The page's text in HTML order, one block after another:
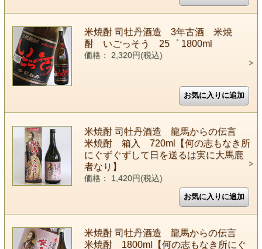
米焼酎 司牡丹酒造 3年古酒 米焼
酎 いごっそう 25゜ 1800ml
価格： 2,320円(税込)
米焼酎 司牡丹酒造 龍馬からの伝言
米焼酎 箱入 720ml【何の志もなき所
にぐずぐずして日を送るは実に大馬鹿
者なり】
価格： 1,420円(税込)
米焼酎 司牡丹酒造 龍馬からの伝言
米焼酎 1800ml【何の志もなき所にぐ